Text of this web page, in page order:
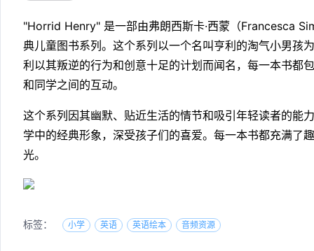
"Horrid Henry" 是一部由弗朗西斯卡·西蒙（Francesca
典儿童图书系列。这个系列以一个名叫亨利的淘气小男孩
利以其叛逆的行为和创意十足的计划而闻名，每一本书都
和同学之间的互动。
这个系列因其幽默、贴近生活的情节和吸引年轻读者的能
学中的经典形象，深受孩子们的喜爱。每一本书都充满了
光。
标签： 小学 英语 英语绘本 音频资源